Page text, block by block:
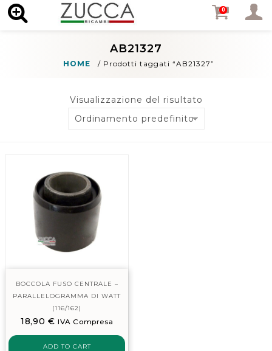
AB21327
HOME / Prodotti taggati “AB21327”
Visualizzazione del risultato
Ordinamento predefinito
BOCCOLA FUSO CENTRALE –
PARALLELOGRAMMA DI WATT
(116/162)
18,90 € IVA Compresa
ADD TO CART
0